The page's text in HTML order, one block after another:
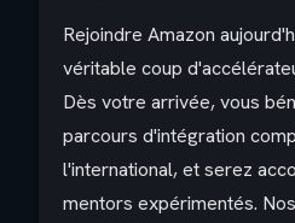
Rejoindre Amazon
véritable coup
Dès votre arrivée, vous
parcours d'intégration
l'international, et serez
mentors expérimentés.